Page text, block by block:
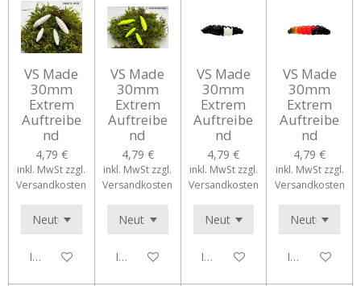
VS Made
30mm
Extrem
Auftreibe
nd
4,79 €
inkl. MwSt zzgl.
Versandkosten
In den Warenkorb
VS Made
30mm
Extrem
Auftreibe
nd
4,79 €
inkl. MwSt zzgl.
Versandkosten
In den Warenkorb
VS Made
30mm
Extrem
Auftreibe
nd
4,79 €
inkl. MwSt zzgl.
Versandkosten
In den Warenkorb
VS Made
30mm
Extrem
Auftreibe
nd
4,79 €
inkl. MwSt zzgl.
Versandkosten
In den